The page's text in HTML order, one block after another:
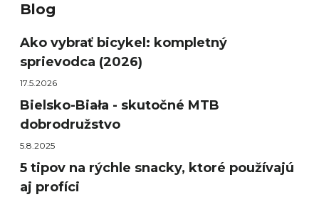
Blog
Ako vybrať bicykel: kompletný
sprievodca (2026)
17.5.2026
Bielsko-Biała - skutočné MTB
dobrodružstvo
5.8.2025
5 tipov na rýchle snacky, ktoré používajú
aj profíci